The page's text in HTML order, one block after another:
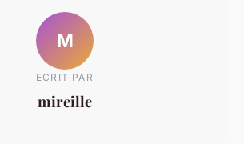
M
ECRIT PAR
mireille